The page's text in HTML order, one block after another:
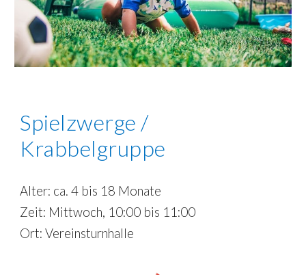
Spielzwerge /
Krabbelgruppe
Alter: ca.4 bis 18 Monate
Zeit: Mittwoch, 10:00 bis 11 :00
Ort:Vereinsturnhalle